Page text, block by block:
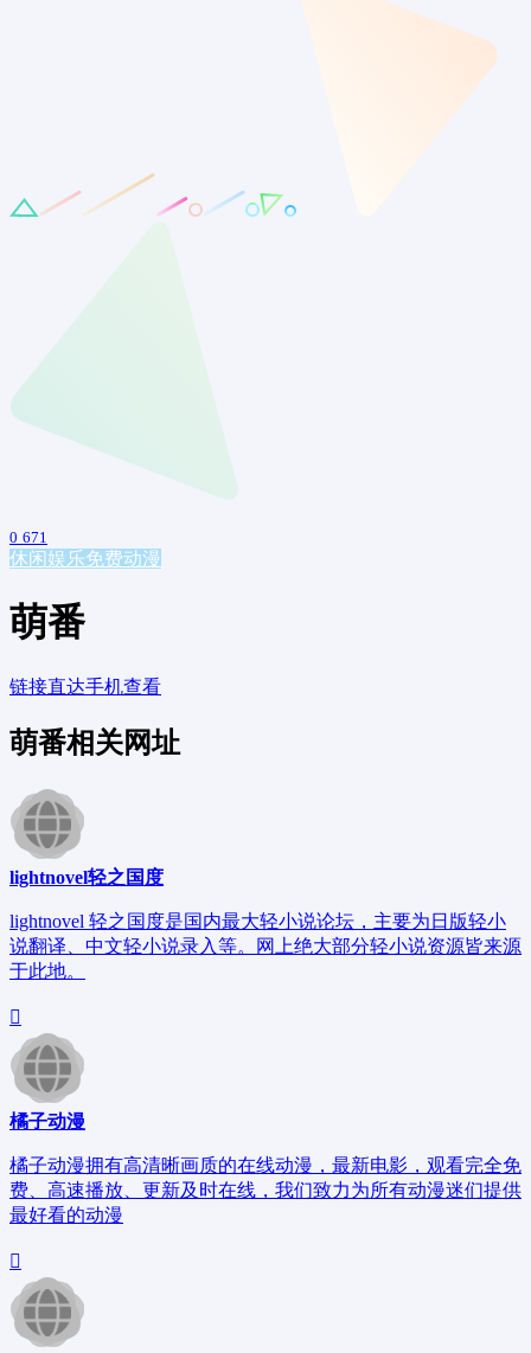
0 671
休闲娱乐免费动漫
萌番
链接直达手机查看
萌番相关网址
lightnovel轻之国度
lightnovel 轻之国度是国内最大轻小说论坛，主要为日版轻小
说翻译、中文轻小说录入等。网上绝大部分轻小说资源皆来源
于此地。
橘子动漫
橘子动漫拥有高清晰画质的在线动漫，最新电影，观看完全免
费、高速播放、更新及时在线，我们致力为所有动漫迷们提供
最好看的动漫